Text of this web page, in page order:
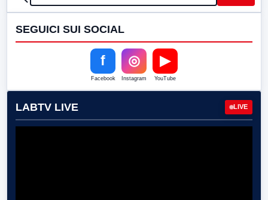
SEGUICI SUI SOCIAL
f
Facebook
◎
Instagram
▶
YouTube
LABTV LIVE LIVE